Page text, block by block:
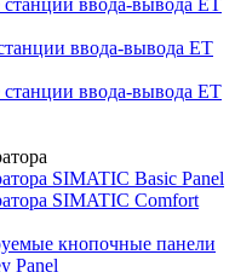
ввода-вывода ET
ввода-вывода ET
ввода-вывода ET
SIMATIC Basic Panel
SIMATIC Comfort
кнопочные панели
Panel